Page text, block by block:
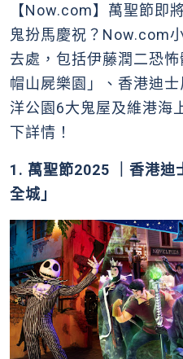
【Now.com】萬聖節即
鬼扮馬慶祝？Now.com
去處，包括伊藤潤二恐
帽山屍樂園」、香港迪
洋公園6大鬼屋及維港海
下詳情！
1. 萬聖節2025 ｜香港
全城」